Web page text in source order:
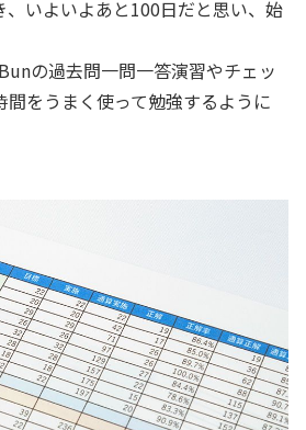
いよいよあと100日だと思い、始
の過去問一問一答演習やチェッ
間をうまく使って勉強するように